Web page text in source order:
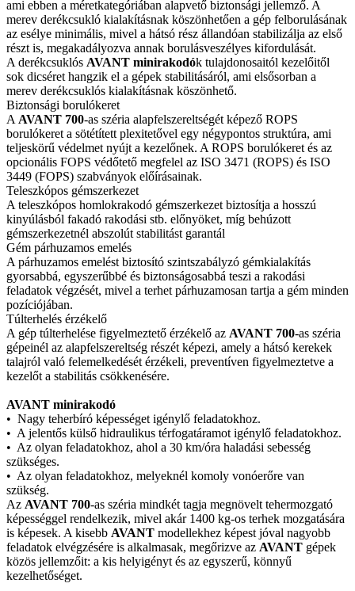
ami ebben a méretkategóriában alapvető biztonsági jellemző. A
merev derékcsukló kialakításnak köszönhetően a gép felborulásának
az esélye minimális, mivel a hátsó rész állandóan stabilizálja az első
részt is, megakadályozva annak borulásveszélyes kifordulását.
A derékcsuklós AVANT minirakodók tulajdonosaitól kezelőitől
sok dicséret hangzik el a gépek stabilitásáról, ami elsősorban a
merev derékcsuklós kialakításnak köszönhető.
Biztonsági borulókeret
A AVANT 700-as széria alapfelszereltségét képező ROPS
borulókeret a sötétített plexitetővel egy négypontos struktúra, ami
teljeskörű védelmet nyújt a kezelőnek. A ROPS borulókeret és az
opcionális FOPS védőtető megfelel az ISO 3471 (ROPS) és ISO
3449 (FOPS) szabványok előírásainak.
Teleszkópos gémszerkezet
A teleszkópos homlokrakodó gémszerkezet biztosítja a hosszú
kinyúlásból fakadó rakodási stb. előnyöket, míg behúzott
gémszerkezetnél abszolút stabilitást garantál
Gém párhuzamos emelés
A párhuzamos emelést biztosító szintszabályzó gémkialakítás
gyorsabbá, egyszerűbbé és biztonságosabbá teszi a rakodási
feladatok végzését, mivel a terhet párhuzamosan tartja a gém minden
pozíciójában.
Túlterhelés érzékelő
A gép túlterhelése figyelmeztető érzékelő az AVANT 700-as széria
gépeinél az alapfelszereltség részét képezi, amely a hátsó kerekek
talajról való felemelkedését érzékeli, preventíven figyelmeztetve a
kezelőt a stabilitás csökkenésére.
AVANT minirakodó
• Nagy teherbíró képességet igénylő feladatokhoz.
• A jelentős külső hidraulikus térfogatáramot igénylő feladatokhoz.
• Az olyan feladatokhoz, ahol a 30 km/óra haladási sebesség
szükséges.
• Az olyan feladatokhoz, melyeknél komoly vonóerőre van
szükség.
Az AVANT 700-as széria mindkét tagja megnövelt tehermozgató
képességgel rendelkezik, mivel akár 1400 kg-os terhek mozgatására
is képesek. A kisebb AVANT modellekhez képest jóval nagyobb
feladatok elvégzésére is alkalmasak, megőrizve az AVANT gépek
közös jellemzőit: a kis helyigényt és az egyszerű, könnyű
kezelhetőséget.